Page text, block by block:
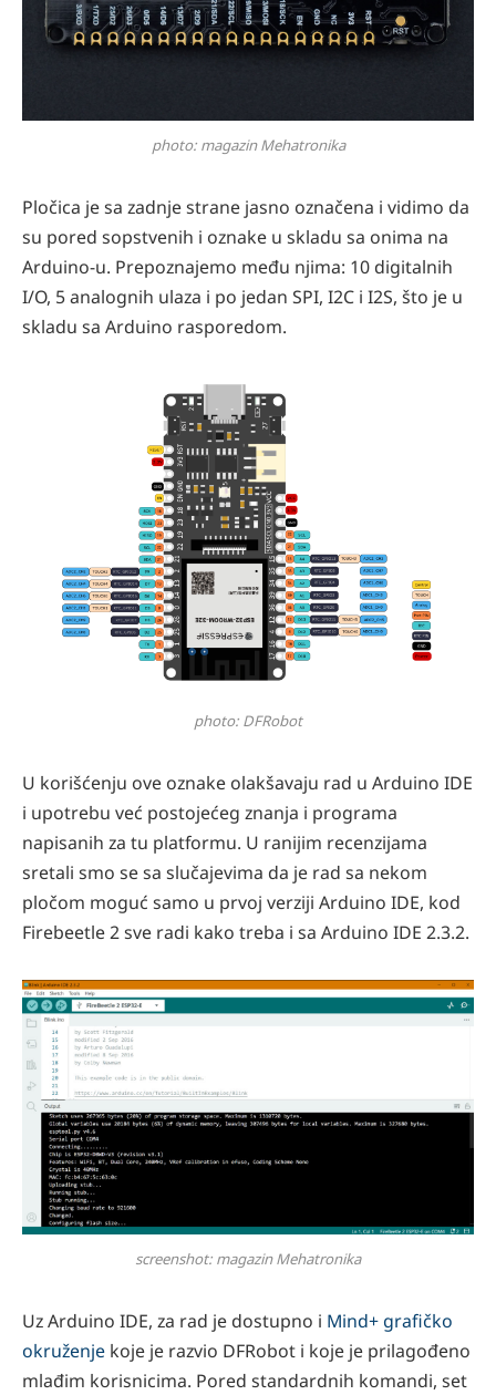
photo: magazin Mehatronika
Pločica je sa zadnje strane jasno označena i vidimo da
su pored sopstvenih i oznake u skladu sa onima na
Arduino-u. Prepoznajemo među njima: 10 digitalnih
I/O, 5 analognih ulaza i po jedan SPI, I2C i I2S, što je u
skladu sa Arduino rasporedom.
photo: DFRobot
U korišćenju ove oznake olakšavaju rad u Arduino IDE
i upotrebu već postojećeg znanja i programa
napisanih za tu platformu. U ranijim recenzijama
sretali smo se sa slučajevima da je rad sa nekom
pločom moguć samo u prvoj verziji Arduino IDE, kod
Firebeetle 2 sve radi kako treba i sa Arduino IDE 2.3.2.
screenshot: magazin Mehatronika
Uz Arduino IDE, za rad je dostupno i Mind+ grafičko
okruženje koje je razvio DFRobot i koje je prilagođeno
mlađim korisnicima. Pored standardnih komandi, set